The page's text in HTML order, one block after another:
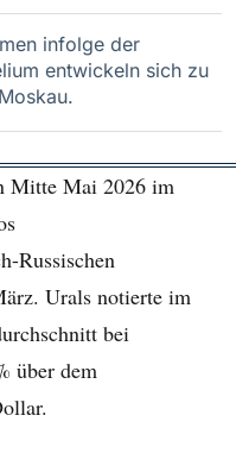
infolge der
entwickeln sich zu
Mitte Mai 2026 im
Russischen
Urals notierte im
bei
über dem